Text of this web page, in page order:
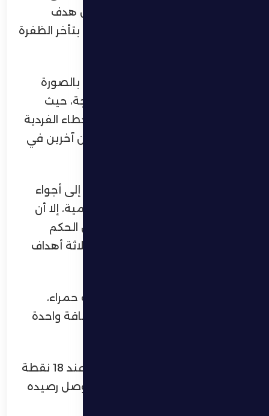
الدقيقة 30، عندما نجح في تسجيل هدف
التقدم برأسية، لينتهي الشوط الأول بتأخر الظفرة
وفي الشوط الثاني لم يظهر الظفرة بالصورة
المطلوبة رغم حاجته لتعديل النتيجة، حيث
تراجع أداء الفريق وظهرت بعض الأخطاء الفردية
التي استغلها الوصل ليسجل هدفين آخرين في
وحاول الجهاز الفني للظفرة العودة إلى أجواء
المباراة عبر إجراء عدة تبديلات هجومية، إلا أن
النتيجة بقيت على حالها حتى أطلق الحكم
صافرة النهاية معلناً فوز الوصل بثلاثة أهداف
وشهدت المباراة إشهار ثلاث بطاقات حمراء،
بواقع بطاقتين للاعبي الظفرة وبطاقة واحدة
وبهذه النتيجة تجمد رصيد الظفرة عند 18 نقطة
في المركز الثاني عشر، فيما رفع الوصل رصيده